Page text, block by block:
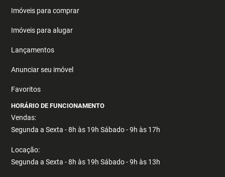
Imóveis para comprar
Imóveis para alugar
Lançamentos
Anunciar seu imóvel
Favoritos
HORÁRIO DE FUNCIONAMENTO
Vendas:
Segunda a Sexta - 8h às 19h Sábado - 9h às 17h
Locação:
Segunda a Sexta - 8h às 19h Sábado - 9h às 13h